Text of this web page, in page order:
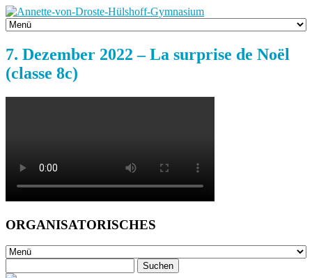
7. Dezember 2022 – La surprise de Noël
(classe 8c)
ORGANISATORISCHES